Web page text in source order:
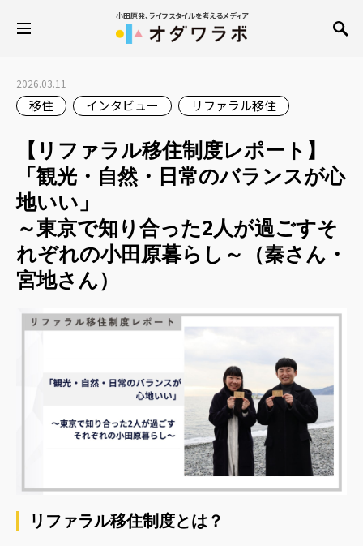
小田原発、ライフスタイルを考えるメディア
2026.03.11
移住 インタビュー リファラル移住
【リファラル移住制度レポート】
「観光・自然・日常のバランスが心
地いい」
～東京で知り合った2人が過ごすそ
れぞれの小田原暮らし～（秦さん・
宮地さん）
リファラル移住制度とは？